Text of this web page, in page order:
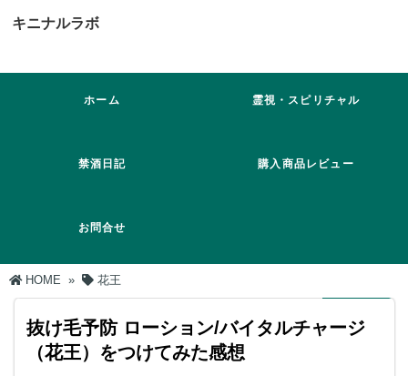
キニナルラボ
ホーム 霊視・スピリチャル
禁酒日記 購入商品レビュー
お問合せ
HOME » 花王
抜け毛予防 ローション/バイタルチャージ
（花王）をつけてみた感想